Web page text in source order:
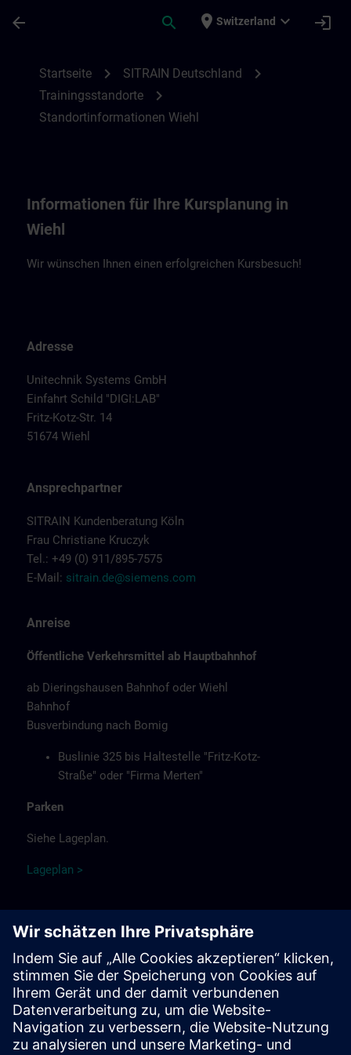
arrow_back search place Switzerland expand_more login
Startseite chevron_right SITRAIN Deutschland chevron_right
Trainingsstandorte chevron_right
Standortinformationen Wiehl
Informationen für Ihre Kursplanung in
Wiehl
Wir wünschen Ihnen einen erfolgreichen Kursbesuch!
Adresse
Unitechnik Systems GmbH
Einfahrt Schild "DIGI:LAB"
Fritz-Kotz-Str. 14
51674 Wiehl
Ansprechpartner
SITRAIN Kundenberatung Köln
Frau Christiane Kruczyk
Tel.: +49 (0) 911/895-7575
E-Mail: sitrain.de@siemens.com
Anreise
Öffentliche Verkehrsmittel ab Hauptbahnhof
ab Dieringshausen Bahnhof oder Wiehl
Bahnhof
Busverbindung nach Bomig
Buslinie 325 bis Haltestelle "Fritz-Kotz-
Straße" oder "Firma Merten"
Parken
Siehe Lageplan.
Lagep lan >
Hinweise
Verpflegung
Das Essen, Kaffee, Tee sowie kalte Getränke stehen kostenlos
für Sie bereit.